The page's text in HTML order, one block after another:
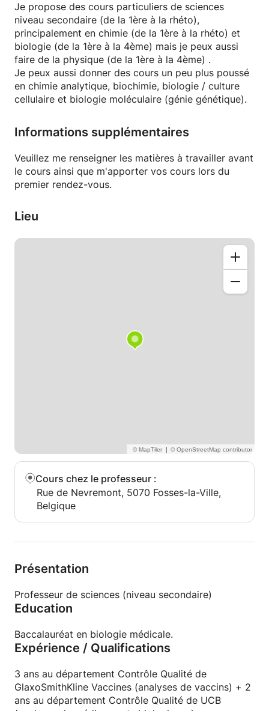
Je propose des cours particuliers de sciences
niveau secondaire (de la 1ère à la rhéto),
principalement en chimie (de la 1ère à la rhéto) et
biologie (de la 1ère à la 4ème) mais je peux aussi
faire de la physique (de la 1ère à la 4ème) .
Je peux aussi donner des cours un peu plus poussé
en chimie analytique, biochimie, biologie / culture
cellulaire et biologie moléculaire (génie génétique).
Informations supplémentaires
Veuillez me renseigner les matières à travailler avant
le cours ainsi que m'apporter vos cours lors du
premier rendez-vous.
Lieu
|
Cours chez le professeur :
Rue de Nevremont, 5070 Fosses-la-Ville,
Belgique
Présentation
Professeur de sciences (niveau secondaire)
Education
Baccalauréat en biologie médicale.
Expérience / Qualifications
3 ans au département Contrôle Qualité de
GlaxoSmithKline Vaccines (analyses de vaccins) + 2
ans au département Contrôle Qualité de UCB